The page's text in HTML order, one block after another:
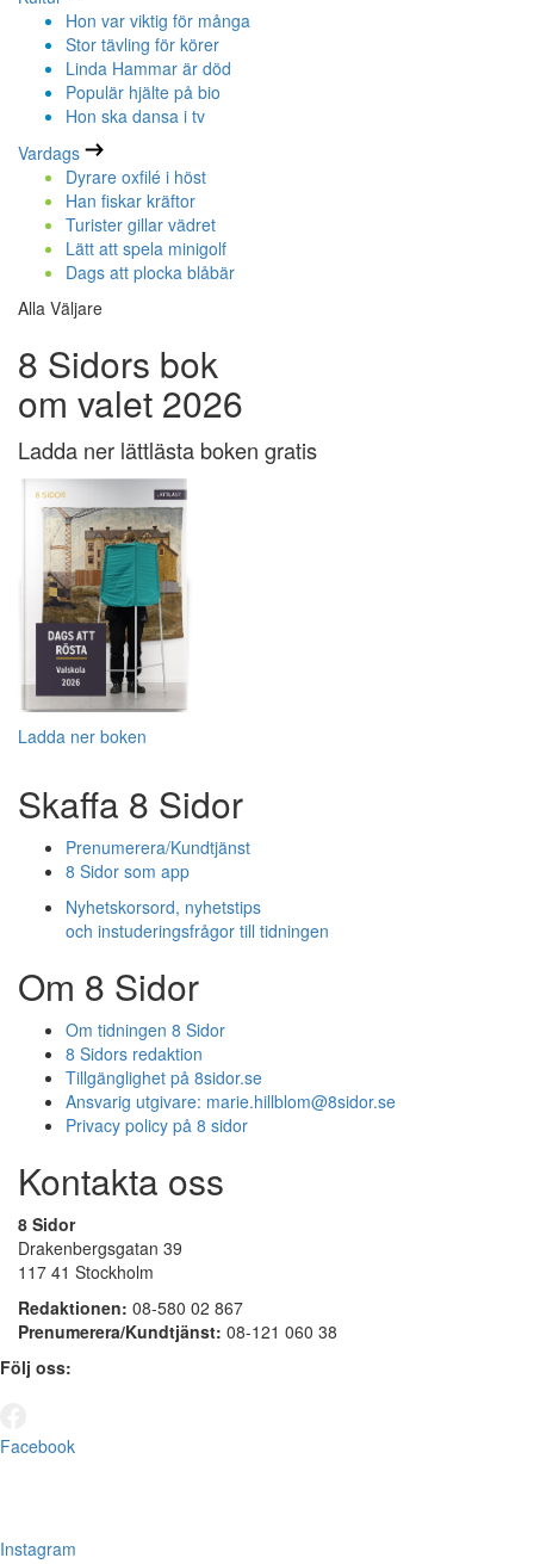
Hon var viktig för många
Stor tävling för körer
Linda Hammar är död
Populär hjälte på bio
Hon ska dansa i tv
Vardags
Dyrare oxfilé i höst
Han fiskar kräftor
Turister gillar vädret
Lätt att spela minigolf
Dags att plocka blåbär
Alla Väljare
8 Sidors bok
om valet 2026
Ladda ner lättlästa boken gratis
Ladda ner boken
Skaffa 8 Sidor
Prenumerera/Kundtjänst
8 Sidor som app
Nyhetskorsord, nyhetstips
och instuderingsfrågor till tidningen
Om 8 Sidor
Om tidningen 8 Sidor
8 Sidors redaktion
Tillgänglighet på 8sidor.se
Ansvarig utgivare: marie.hillblom@8sidor.se
Privacy policy på 8 sidor
Kontakta oss
8 Sidor
Drakenbergsgatan 39
117 41 Stockholm
Redaktionen: 08-580 02 867
Prenumerera/Kundtjänst: 08-121 060 38
Följ oss:
Facebook
Instagram